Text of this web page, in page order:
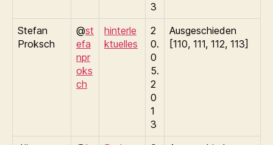
3
Stefan
Proksch
@st
efa
npr
oks
ch
hinterle
ktuelles
2
0.
0
5.
2
0
1
3
Ausgeschieden
[110, 111, 112, 113]